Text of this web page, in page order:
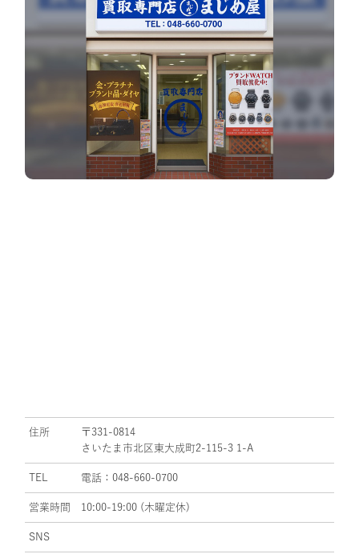
住所
〒331-0814
さいたま市北区東大成町2-115-3 1-A
TEL 電話：048-660-0700
営業時間 10:00-19:00 (木曜定休)
SNS